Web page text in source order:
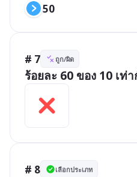
50
# 7 ถูก/ผิด
ร้อยละ 60 ของ 10 เท่
# 8 เลือกประเภท